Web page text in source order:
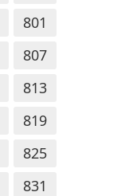
801
807
813
819
825
831